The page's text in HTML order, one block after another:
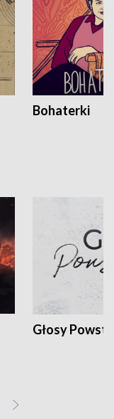
Bohaterki
Głosy